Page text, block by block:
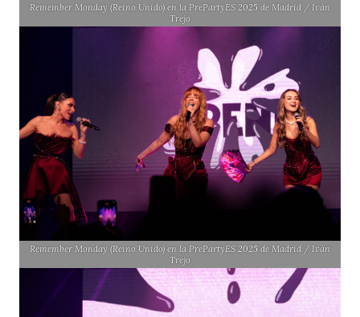
Remember Monday (Reino Unido) en la PrePartyES 2025 de Madrid / Iván
Trejo
Remember Monday (Reino Unido) en la PrePartyES 2025 de Madrid / Iván
Trejo